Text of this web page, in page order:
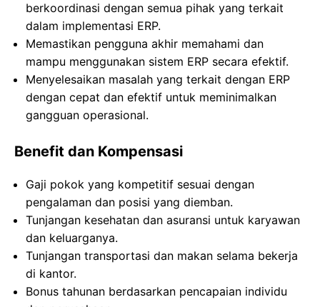
berkoordinasi dengan semua pihak yang terkait
dalam implementasi ERP.
Memastikan pengguna akhir memahami dan
mampu menggunakan sistem ERP secara efektif.
Menyelesaikan masalah yang terkait dengan ERP
dengan cepat dan efektif untuk meminimalkan
gangguan operasional.
Benefit dan Kompensasi
Gaji pokok yang kompetitif sesuai dengan
pengalaman dan posisi yang diemban.
Tunjangan kesehatan dan asuransi untuk karyawan
dan keluarganya.
Tunjangan transportasi dan makan selama bekerja
di kantor.
Bonus tahunan berdasarkan pencapaian individu